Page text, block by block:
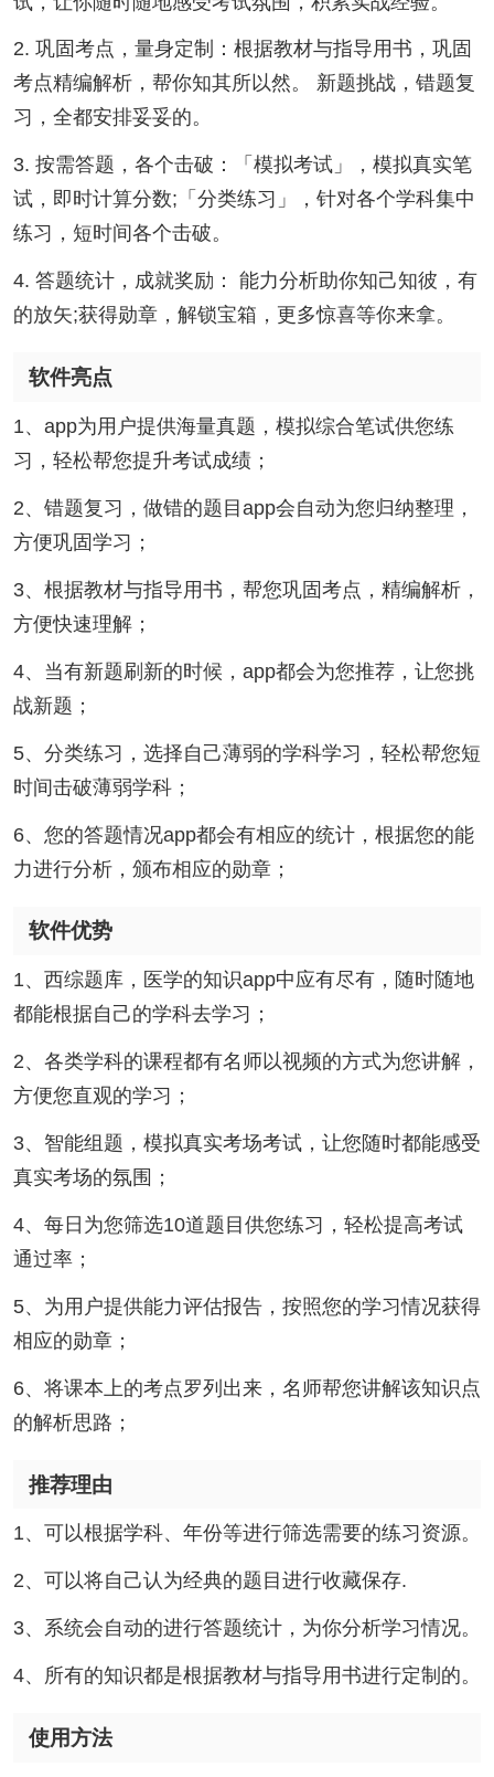
2. 巩固考点，量身定制：根据教材与指导用书，巩固
考点精编解析，帮你知其所以然。 新题挑战，错题复
习，全都安排妥妥的。
3. 按需答题，各个击破：「模拟考试」，模拟真实笔
试，即时计算分数;「分类练习」，针对各个学科集中
练习，短时间各个击破。
4. 答题统计，成就奖励： 能力分析助你知己知彼，有
的放矢;获得勋章，解锁宝箱，更多惊喜等你来拿。
软件亮点
1、app为用户提供海量真题，模拟综合笔试供您练
习，轻松帮您提升考试成绩；
2、错题复习，做错的题目app会自动为您归纳整理，
方便巩固学习；
3、根据教材与指导用书，帮您巩固考点，精编解析，
方便快速理解；
4、当有新题刷新的时候，app都会为您推荐，让您挑
战新题；
5、分类练习，选择自己薄弱的学科学习，轻松帮您短
时间击破薄弱学科；
6、您的答题情况app都会有相应的统计，根据您的能
力进行分析，颁布相应的勋章；
软件优势
1、西综题库，医学的知识app中应有尽有，随时随地
都能根据自己的学科去学习；
2、各类学科的课程都有名师以视频的方式为您讲解，
方便您直观的学习；
3、智能组题，模拟真实考场考试，让您随时都能感受
真实考场的氛围；
4、每日为您筛选10道题目供您练习，轻松提高考试
通过率；
5、为用户提供能力评估报告，按照您的学习情况获得
相应的勋章；
6、将课本上的考点罗列出来，名师帮您讲解该知识点
的解析思路；
推荐理由
1、可以根据学科、年份等进行筛选需要的练习资源。
2、可以将自己认为经典的题目进行收藏保存.
3、系统会自动的进行答题统计，为你分析学习情况。
4、所有的知识都是根据教材与指导用书进行定制的。
使用方法